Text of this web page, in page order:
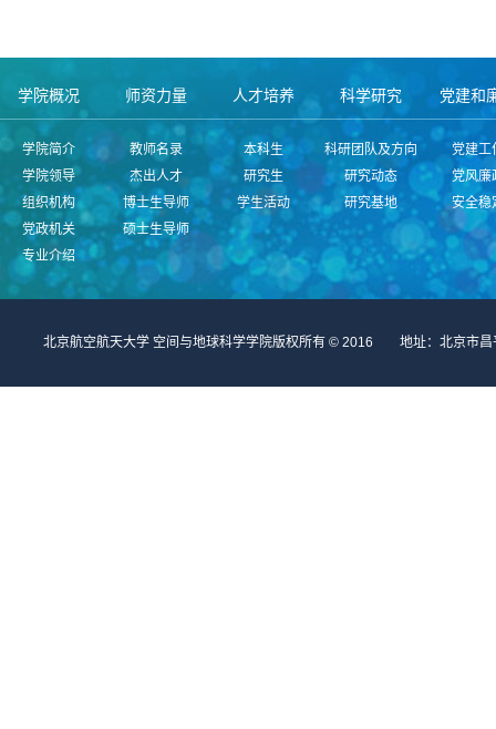
学院概况
学院简介
学院领导
组织机构
党政机关
专业介绍
师资力量
教师名录
杰出人才
博士生导师
硕士生导师
人才培养
本科生
研究生
学生活动
科学研究
科研团队及方向
研究动态
研究基地
党建和
党建工
党风廉
安全稳
北京航空航天大学 空间与地球科学学院版权所有 © 2016 地址：北京